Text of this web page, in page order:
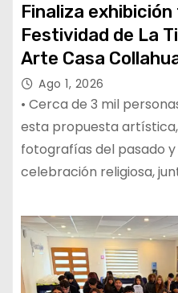
Finaliza
Festividad de La
Arte Casa
Ago 1, 2026
• Cerca de 3 mil
esta propuesta
fotografías del pasado
celebración religiosa,